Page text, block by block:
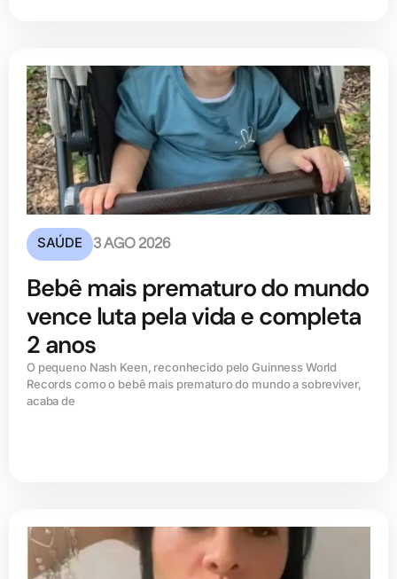
SAÚDE 3 AGO 2026
Bebê mais prematuro do mundo
vence luta pela vida e completa
2 anos
O pequeno Nash Keen, reconhecido pelo Guinness World
Records como o bebê mais prematuro do mundo a sobreviver,
acaba de